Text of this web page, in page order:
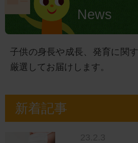
News
子供の身長や成長、発育に関
厳選してお届けします。
新着記事